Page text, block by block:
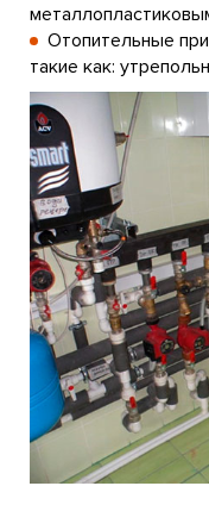
Отопительные
такие как: